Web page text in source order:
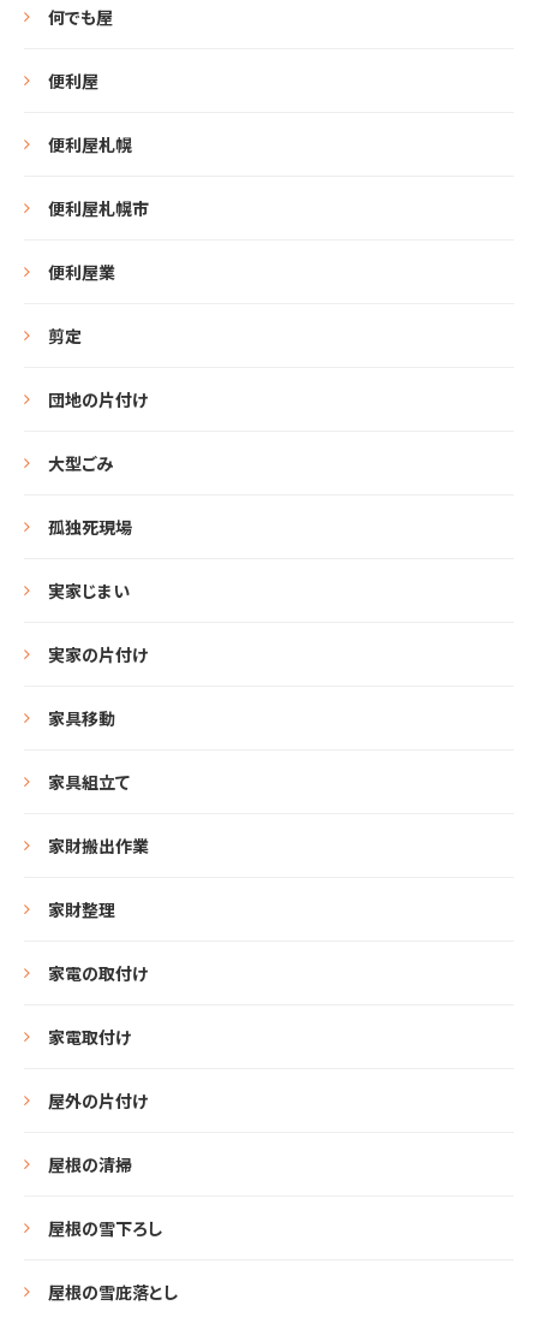
何でも屋
便利屋
便利屋札幌
便利屋札幌市
便利屋業
剪定
団地の片付け
大型ごみ
孤独死現場
実家じまい
実家の片付け
家具移動
家具組立て
家財搬出作業
家財整理
家電の取付け
家電取付け
屋外の片付け
屋根の清掃
屋根の雪下ろし
屋根の雪庇落とし